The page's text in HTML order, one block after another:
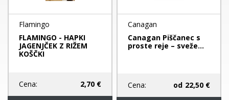
Flamingo
FLAMINGO - HAPKI
JAGENJČEK Z RIŽEM
KOŠČKI
Cena: 2,70 €
Canagan
Canagan Piščanec s
proste reje – sveže...
Cena: od 22,50 €